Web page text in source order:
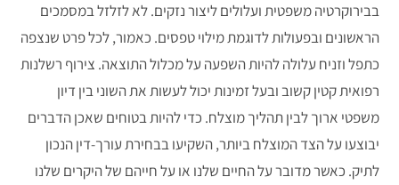
בבירוקרטיה משפטית ועלולים ליצור נזקים. לא לזלזל במסמכים
הראשונים ובפעולות לדוגמת מילוי טפסים. כאמור, לכל פרט שנצפה
כתפל וזניח עלולה להיות השפעה על מכלול התוצאה. צירוף רשלנות
רפואית קטין קשוב ובעל זמינות יכול לעשות את השוני בין דיון
משפטי ארוך לבין תהליך מוצלח. כדי להיות בטוחים שאכן הדברים
יבוצעו על הצד המוצלח ביותר, השקיעו בבחירת עורך-דין הנכון
לתיק. כאשר מדובר על החיים שלנו או על חייהם של היקרים שלנו